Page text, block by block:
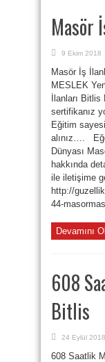
Masör
9 Ekim 2018
Masör İş
MESLEK
İlanları
sertifikanız
Eğitim
alınız….
Dünyası
hakkında
ile iletişime
http://
44-
Devamını
608
Bitlis
24 Eylül 2018
608 Saatlik